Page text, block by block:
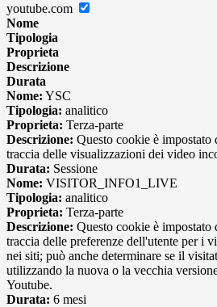
youtube.com
Nome
Tipologia
Proprieta
Descrizione
Durata
Nome: YSC
Tipologia: analitico
Proprieta: Terza-parte
Descrizione: Questo cookie è impostato
traccia delle visualizzazioni dei video
Durata: Sessione
Nome: VISITOR_INFO1_LIVE
Tipologia: analitico
Proprieta: Terza-parte
Descrizione: Questo cookie è impostato
traccia delle preferenze dell'utente per i
nei siti; può anche determinare se il
utilizzando la nuova o la vecchia
Youtube.
Durata: 6 mesi